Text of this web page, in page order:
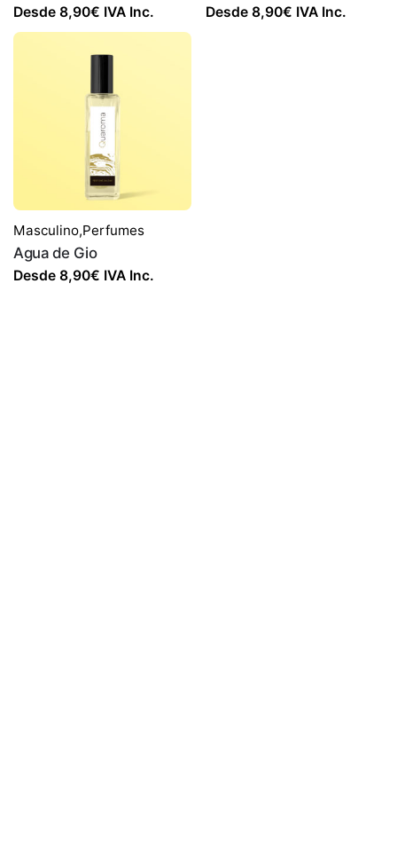
Desde 8,90€ IVA Inc. Desde 8,90€ IVA Inc.
Masculino,Perfumes
Agua de Gio
Desde 8,90€ IVA Inc.